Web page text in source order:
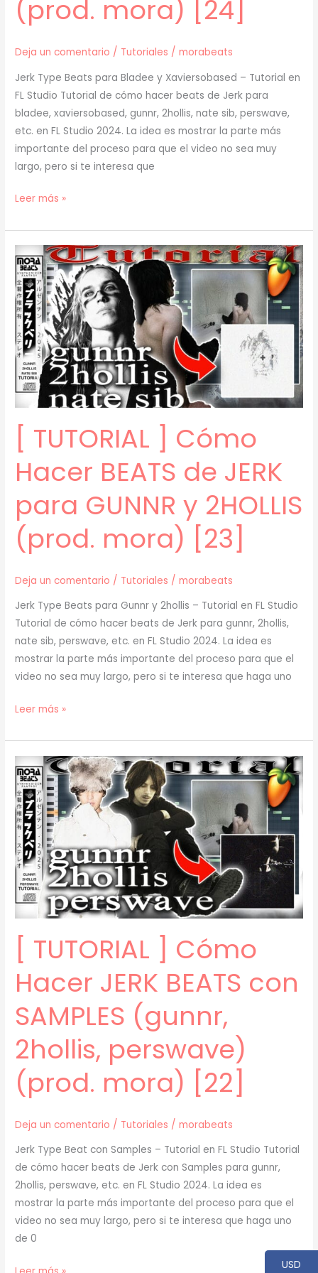
(prod. mora) [24]
Deja un comentario / Tutoriales /morabeats
Jerk Type Beats para Bladee y Xaviersobased – Tutorial en
FL Studio Tutorial de cómo hacer beats de Jerk para
bladee, xaviersobased, gunnr, 2hollis, nate sib, perswave,
etc. en FL Studio 2024. La idea es mostrar la parte más
importante del proceso para que el video no sea muy
largo, pero si te interesa que
[
]
Cómo
Hacer
BEATS
de
JERK
para
BLADEE
y
XAVIERSOBASED
(prod.
mora)
Leer más »
[ TUTORIAL ] Cómo
Hacer BEATS de JERK
para GUNNR y 2HOLLIS
(prod. mora) [23]
Deja un comentario / Tutoriales /morabeats
Jerk Type Beats para Gunnr y 2hollis – Tutorial en FL Studio
Tutorial de cómo hacer beats de Jerk para gunnr, 2hollis,
nate sib, perswave, etc. en FL Studio 2024. La idea es
mostrar la parte más importante del proceso para que el
video no sea muy largo, pero si te interesa que haga uno
[
]
Cómo
Hacer
BEATS
de
JERK
para
GUNNR
y
2HOLLIS
(prod.
mora)
Leer más »
[ TUTORIAL ] Cómo
Hacer JERK BEATS con
SAMPLES (gunnr,
2hollis, perswave)
(prod. mora) [22]
Deja un comentario / Tutoriales /morabeats
Jerk Type Beat con Samples – Tutorial en FL Studio Tutorial
de cómo hacer beats de Jerk con Samples para gunnr,
2hollis, perswave, etc. en FL Studio 2024. La idea es
mostrar la parte más importante del proceso para que el
video no sea muy largo, pero si te interesa que haga uno
de 0
USD